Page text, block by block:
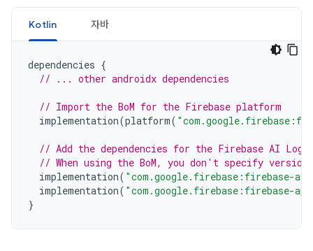
Kotlin 자바
dependencies {
// ... other androidx dependencies
// Import the BoM for the Firebase platform
implementation(platform(
// Add the dependencies for the Firebase AI
// When using the BoM, you don't specify
implementation( "com.google.firebase:firebase-ai"
implementation( "com.google.firebase:firebase-
}